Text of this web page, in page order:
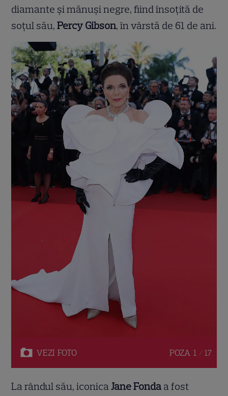
diamante și mănuși negre, fiind însoțită de
soțul său,Percy Gibson, în vârstă de 61 de ani.
VEZI FOTO POZA 1 / 17
La rândul său, iconicaJane Fonda a fost